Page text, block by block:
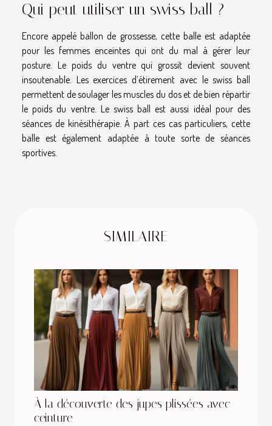
Qui peut utiliser un swiss ball ?
Encore appelé ballon de grossesse, cette balle est adaptée
pour les femmes enceintes qui ont du mal à gérer leur
posture. Le poids du ventre qui grossit devient souvent
insoutenable. Les exercices d’étirement avec le swiss ball
permettent de soulager les muscles du dos et de bien répartir
le poids du ventre. Le swiss ball est aussi idéal pour des
séances de kinésithérapie. À part ces cas particuliers, cette
balle est également adaptée à toute sorte de séances
sportives.
SIMILAIRE
À la découverte des jupes plissées avec
ceinture